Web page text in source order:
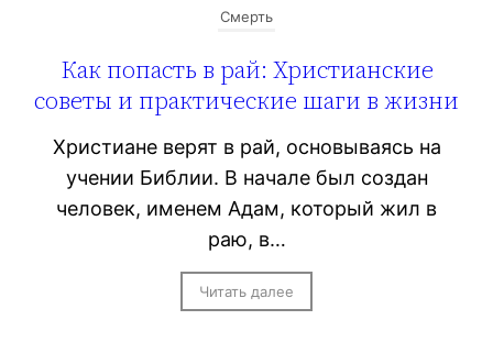
Смерть
Как попасть в рай: Христианские
советы и практические шаги в жизни
Христиане верят в рай, основываясь на
учении Библии. В начале был создан
человек, именем Адам, который жил в
раю, в…
Читать далее